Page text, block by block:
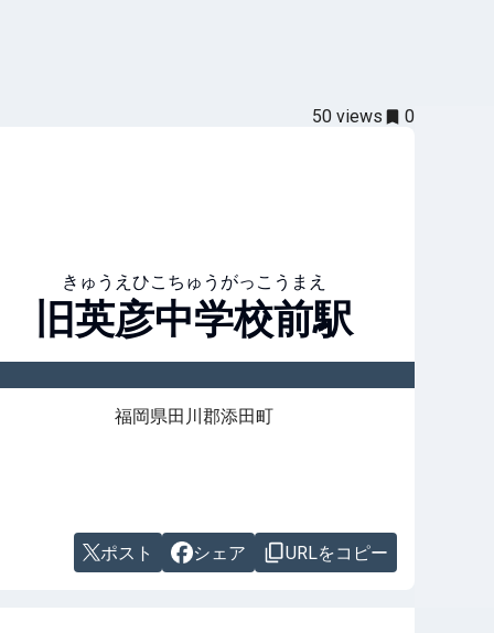
50 views 0
きゅうえひこちゅうがっこうまえ
旧英彦中学校前駅
福岡県田川郡添田町
ポスト シェア URLをコピー